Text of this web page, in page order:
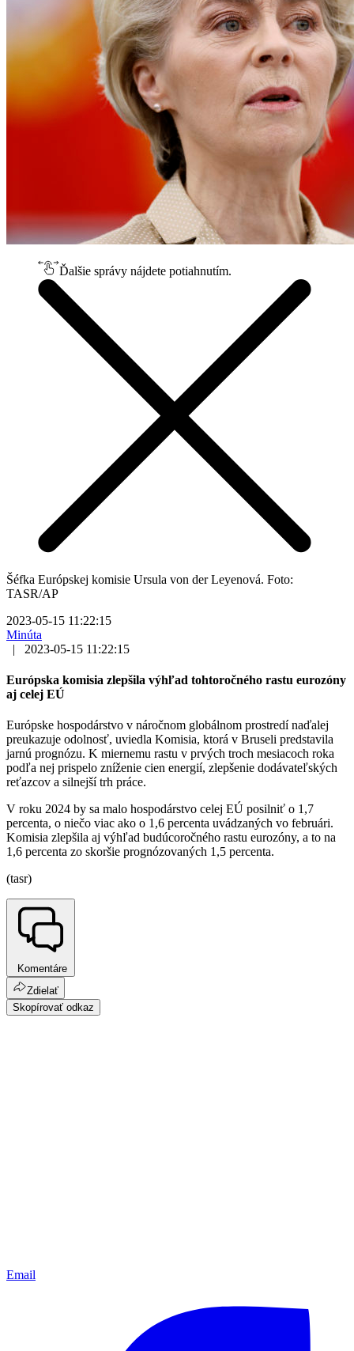
Ďalšie správy nájdete potiahnutím.
Šéfka Európskej komisie Ursula von der Leyenová. Foto:
TASR/AP
2023-05-15 11:22:15
Minúta
|
2023-05-15 11:22:15
Európska komisia zlepšila výhľad tohtoročného rastu eurozóny
aj celej EÚ
Európske hospodárstvo v náročnom globálnom prostredí naďalej
preukazuje odolnosť, uviedla Komisia, ktorá v Bruseli predstavila
jarnú prognózu. K miernemu rastu v prvých troch mesiacoch roka
podľa nej prispelo zníženie cien energií, zlepšenie dodávateľských
reťazcov a silnejší trh práce.
V roku 2024 by sa malo hospodárstvo celej EÚ posilniť o 1,7
percenta, o niečo viac ako o 1,6 percenta uvádzaných vo februári.
Komisia zlepšila aj výhľad budúcoročného rastu eurozóny, a to na
1,6 percenta zo skoršie prognózovaných 1,5 percenta.
(tasr)
Komentáre
Zdielať
Skopírovať odkaz
Email